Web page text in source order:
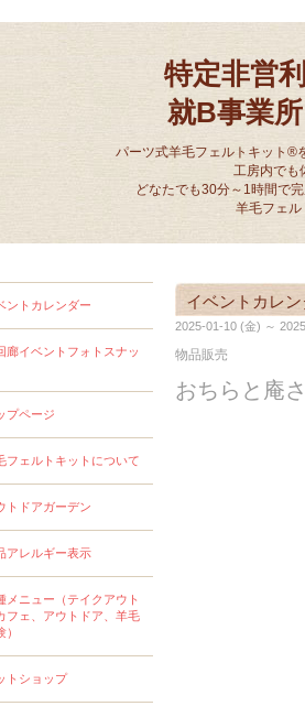
特定非営
就B事業
パーツ式羊毛フェルトキット®
工房内でも
どなたでも30分～1時間で
羊毛フェ
イベントカレ
2025-01-10 (金) ～
物品販売
おちらと庵
ントカレンダー
廊イベントフォトスナッ
プページ
フェルトキットについて
トドアガーデン
アレルギー表示
メニュー（テイクアウト
フェ、アウトドア、羊毛
）
トショップ